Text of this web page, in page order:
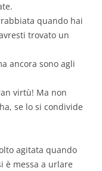
quando hai
trovato un
ancora sono agli
virtù! Ma non
se lo si condivide
agitata quando
è messa a urlare